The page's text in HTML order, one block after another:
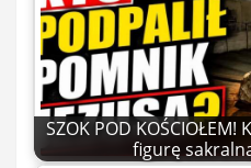
SZOK POD KOŚCIOŁEM!
figurę